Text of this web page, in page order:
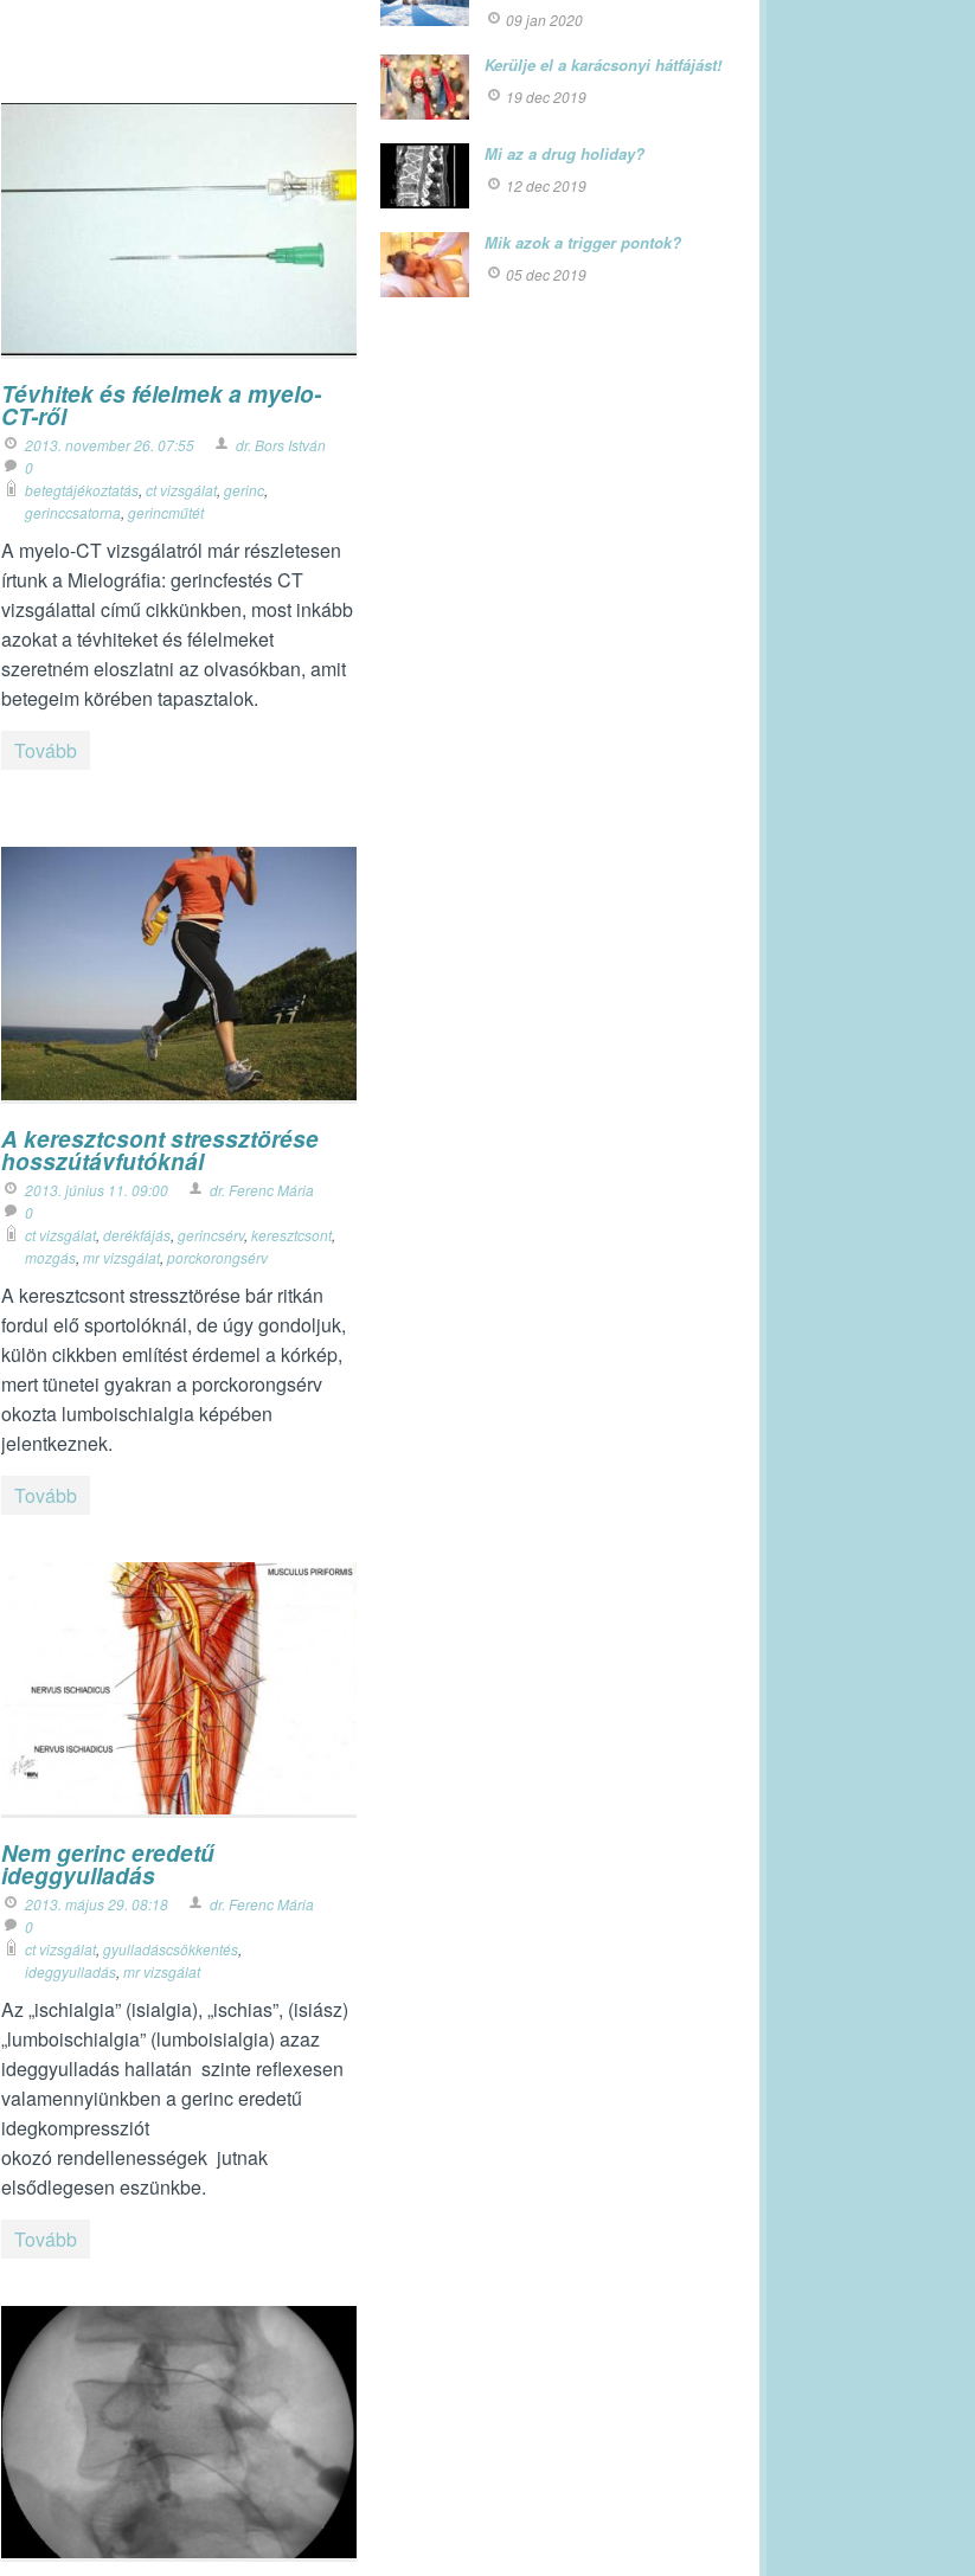
Tévhitek és félelmek a myelo-
CT-ről
2013. november 26. 07:55
dr. Bors István
0
betegtájékoztatás, ct vizsgálat, gerinc,
gerinccsatorna, gerincműtét
A myelo-CT vizsgálatról már részletesen
írtunk a Mielográfia: gerincfestés CT
vizsgálattal című cikkünkben, most inkább
azokat a tévhiteket és félelmeket
szeretném eloszlatni az olvasókban, amit
betegeim körében tapasztalok.
Tovább
A keresztcsont stressztörése
hosszútávfutóknál
2013. június 11. 09:00
dr. Ferenc Mária
0
ct vizsgálat, derékfájás, gerincsérv, keresztcsont,
mozgás, mr vizsgálat, porckorongsérv
A keresztcsont stressztörése bár ritkán
fordul elő sportolóknál, de úgy gondoljuk,
külön cikkben említést érdemel a kórkép,
mert tünetei gyakran a porckorongsérv
okozta lumboischialgia képében
jelentkeznek.
Tovább
Nem gerinc eredetű
ideggyulladás
2013. május 29. 08:18
dr. Ferenc Mária
0
ct vizsgálat, gyulladáscsökkentés,
ideggyulladás, mr vizsgálat
Az „ischialgia” (isialgia), „ischias”, (isiász)
„lumboischialgia” (lumboisialgia) azaz
ideggyulladás hallatán szinte reflexesen
valamennyiünkben a gerinc eredetű
idegkompressziót
okozó rendellenességek jutnak
elsődlegesen eszünkbe.
Tovább
09 jan 2020
Kerülje el a karácsonyi hátfájást!
19 dec 2019
Mi az a drug holiday?
12 dec 2019
Mik azok a trigger pontok?
05 dec 2019